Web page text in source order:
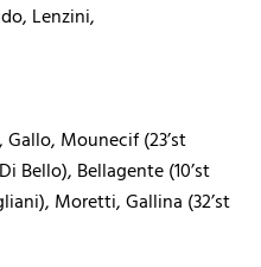
Lenzini,
Mounecif (23’st
Bello), Bellagente (10’st
Moretti, Gallina (32’st